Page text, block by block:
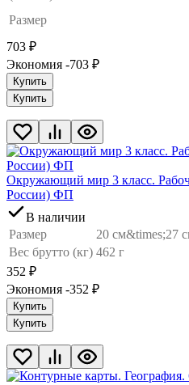
Размер
703 ₽
Экономия -703 ₽
Купить
Купить
Окружающий мир 3 класс.
России) ФП
В наличии
Размер
20 см&times;27
Вес брутто (кг) 462 г
352 ₽
Экономия -352 ₽
Купить
Купить